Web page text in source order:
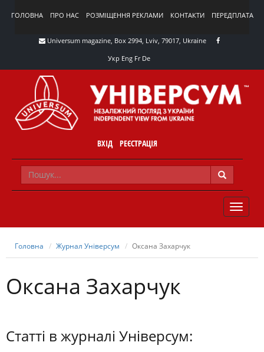
ГОЛОВНА ПРО НАС РОЗМІЩЕННЯ РЕКЛАМИ КОНТАКТИ ПЕРЕДПЛАТА
Universum magazine, Box 2994, Lviv, 79017, Ukraine
Укр Eng Fr De
ВХІД РЕЄСТРАЦІЯ
TOGGLE
Головна Журнал Універсум Оксана Захарчук
Оксана Захарчук
Статті в журналі Універсум: